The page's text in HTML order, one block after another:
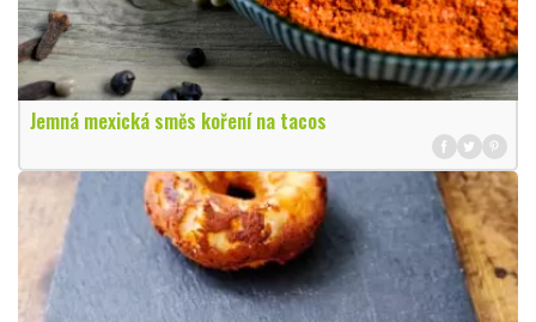
Jemná mexická směs koření na tacos